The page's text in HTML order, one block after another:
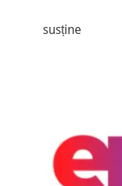
susține